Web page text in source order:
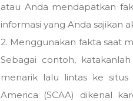
atau Anda mendapatkan
informasi yang Anda sajikan
2. Menggunakan fakta saat
Sebagai contoh,
menarik lalu lintas ke situs
America (SCAA) dikenal